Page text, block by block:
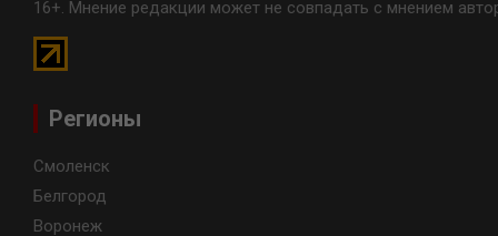
16+. Мнение редакции может не совпадать с мнением
Регионы
Смоленск
Белгород
Воронеж